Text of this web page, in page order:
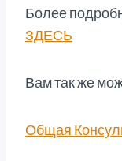
Более
ЗДЕСЬ
Вам так же
Общая